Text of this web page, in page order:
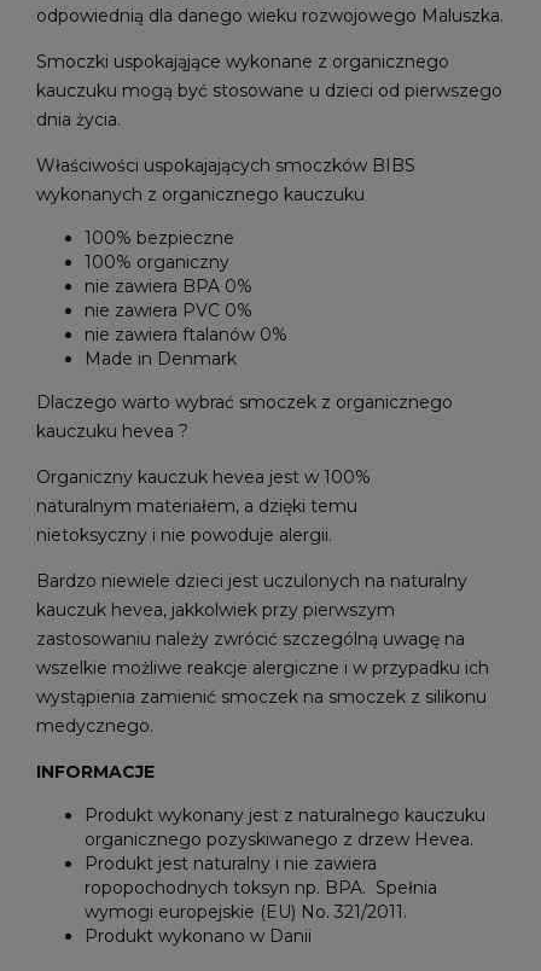
odpowiednią dla danego wieku rozwojowego Maluszka.
Smoczki uspokająjące wykonane z organicznego
kauczuku mogą być stosowane u dzieci od pierwszego
dnia życia.
Właściwości uspokajających smoczków BIBS
wykonanych z organicznego kauczuku
100% bezpieczne
100% organiczny
nie zawiera BPA 0%
nie zawiera PVC 0%
nie zawiera ftalanów 0%
Made in Denmark
Dlaczego warto wybrać smoczek z organicznego
kauczuku hevea ?
Organiczny kauczuk hevea jest w 100%
naturalnym materiałem, a dzięki temu
nietoksyczny i nie powoduje alergii.
Bardzo niewiele dzieci jest uczulonych na naturalny
kauczuk hevea, jakkolwiek przy pierwszym
zastosowaniu należy zwrócić szczególną uwagę na
wszelkie możliwe reakcje alergiczne i w przypadku ich
wystąpienia zamienić smoczek na smoczek z silikonu
medycznego.
INFORMACJE
Produkt wykonany jest z naturalnego kauczuku
organicznego pozyskiwanego z drzew Hevea.
Produkt jest naturalny i nie zawiera
ropopochodnych toksyn np. BPA. Spełnia
wymogi europejskie (EU) No. 321/2011.
Produkt wykonano w Danii